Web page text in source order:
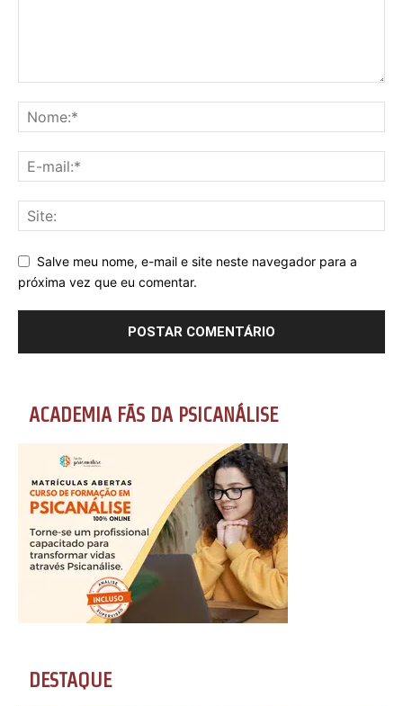
Salve meu nome, e-mail e site neste navegador para a
próxima vez que eu comentar.
ACADEMIA FÃS DA PSICANÁLISE
DESTAQUE